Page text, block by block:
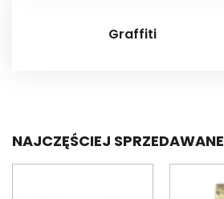
Graffiti
NAJCZĘŚCIEJ SPRZEDAWANE